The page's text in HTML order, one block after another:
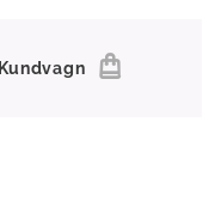
Kundvagn